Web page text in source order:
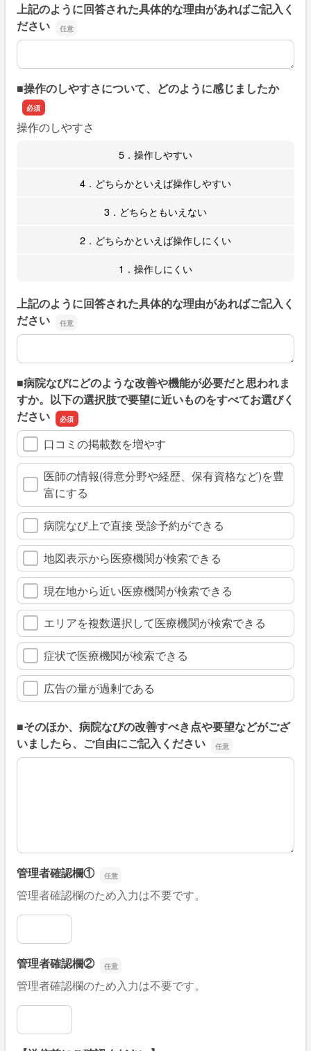
上記のように回答された具体的な理由があればご記入く
ださい
上記のように回答された具体的な理由があればご記入くだ
■操作のしやすさについて、どのように感じましたか
操作のしやすさ
5．操作しやすい
4．どちらかといえば操作しやすい
3．どちらともいえない
2．どちらかといえば操作しにくい
1．操作しにくい
上記のように回答された具体的な理由があればご記入く
ださい
上記のように回答された具体的な理由があればご記入くだ
■病院なびにどのような改善や機能が必要だと思われま
すか。以下の選択肢で要望に近いものをすべてお選びく
ださい
口コミの掲載数を増やす
医師の情報(得意分野や経歴、保有資格など)を豊
富にする
病院なび上で直接 受診予約ができる
地図表示から医療機関が検索できる
現在地から近い医療機関が検索できる
エリアを複数選択して医療機関が検索できる
症状で医療機関が検索できる
広告の量が過剰である
■そのほか、病院なびの改善すべき点や要望などがござ
いましたら、ご自由にご記入ください
■そのほか、病院なびの改善すべき点や要望などがござい
管理者確認欄①
管理者確認欄のため入力は不要です。
管理者確認欄①
管理者確認欄②
管理者確認欄のため入力は不要です。
管理者確認欄②